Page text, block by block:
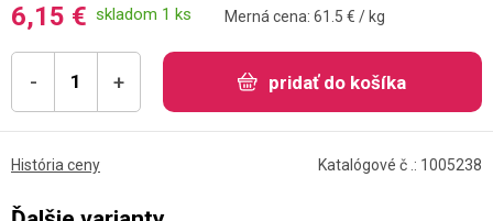
6,15 € skladom 1 ks Merná cena: 61.5 € / kg
- + pridať do košíka
História ceny Katalógové č .: 1005238